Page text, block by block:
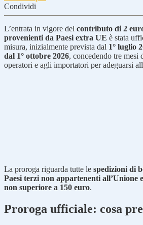
Condividi
L’entrata in vigore del contributo di 2
provenienti da Paesi extra UE è stata
misura, inizialmente prevista dal 1° luglio
dal 1° ottobre 2026, concedendo tre mesi
operatori e agli importatori per adeguarsi
La proroga riguarda tutte le spedizioni di
Paesi terzi non appartenenti all’Unione
non superiore a 150 euro.
Proroga ufficiale: cosa